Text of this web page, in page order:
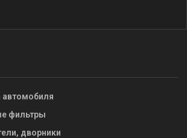
автомобиля
фильтры
дворники